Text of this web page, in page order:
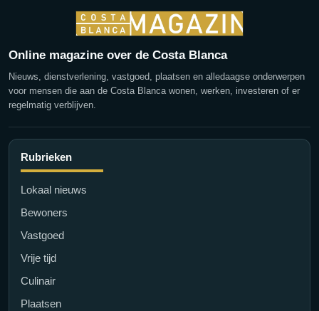
Online magazine over de Costa Blanca
Nieuws, dienstverlening, vastgoed, plaatsen en alledaagse onderwerpen
voor mensen die aan de Costa Blanca wonen, werken, investeren of er
regelmatig verblijven.
Rubrieken
Lokaal nieuws
Bewoners
Vastgoed
Vrije tijd
Culinair
Plaatsen